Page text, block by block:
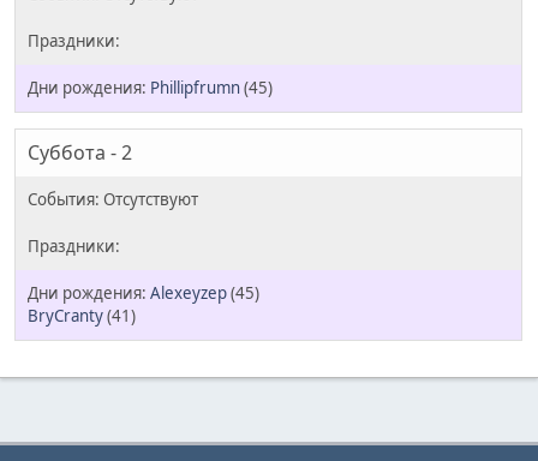
Phillipfrumn(45)
Суббота - 2
Alexeyzep(45)
BryCranty(41)